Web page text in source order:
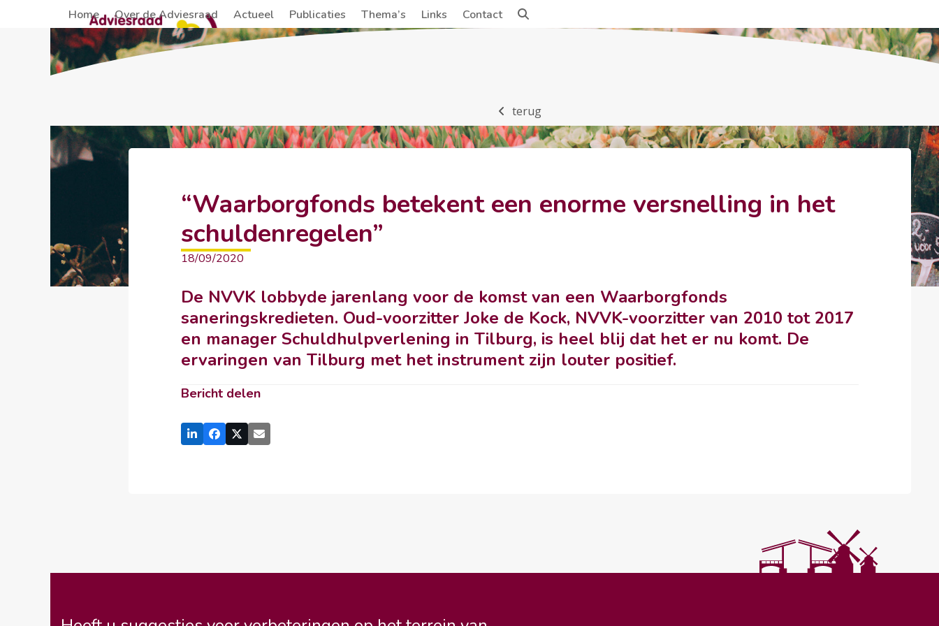
Home Over de Adviesraad Actueel Publicaties Thema’s Links Contact
terug
“Waarborgfonds betekent een enorme versnelling in het
schuldenregelen”
18/09/2020
De NVVK lobbyde jarenlang voor de komst van een Waarborgfonds
saneringskredieten. Oud-voorzitter Joke de Kock, NVVK-voorzitter van 2010 tot 2017
en manager Schuldhulpverlening in Tilburg, is heel blij dat het er nu komt. De
ervaringen van Tilburg met het instrument zijn louter positief.
Bericht delen